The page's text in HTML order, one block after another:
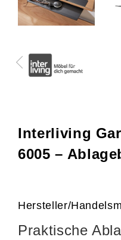
Interliving
6005 –
Hersteller/
Praktische